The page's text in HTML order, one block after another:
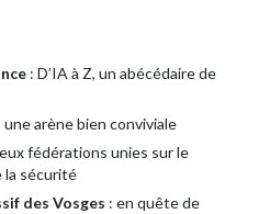
: D’IA à Z, un abécédaire de
une arène bien conviviale
fédérations unies sur le
la sécurité
des Vosges : en quête de